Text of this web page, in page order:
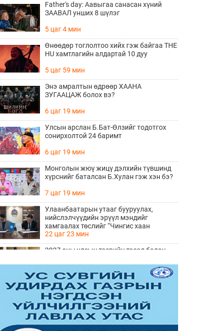
Father's day: Аавыгаа санасан хүний
ЗААВАЛ унших 8 шүлэг
5 цаг 4 мин
Өнөөдөр тоглолтоо хийх гэж байгаа THE
HU хамтлагийн алдартай 10 дуу
5 цаг 59 мин
Энэ амралтын өдрөөр ХААНА
ЗУГААЦАЖ болох вэ?
6 цаг 19 мин
Улсын арслан Б.Бат-Өлзийг тодотгох
сонирхолтой 24 баримт
6 цаг 19 мин
Монголын жюү жицү дэлхийн түвшинд
хүрснийг баталсан Б.Хулан гэж хэн бэ?
7 цаг 19 мин
Улаанбаатарын утааг бууруулах,
нийслэлчүүдийн эрүүл мэндийг
хамгаалах төслийг “Чингис хаан
баялгийн сан нэгдэл” ХХК-тай хамтран
хэрэгжүүлнэ
22 цаг 23 мин
2027 оны улсын төсвийн төсөл болон
олон нийтийн хэлэлцүүлэг боллоо
22 цаг 41 мин
Нийгмийн даатгалын сангийн хөрөнгө
7.6 тэрбум төгрөгөөр арвижлаа
23 цаг 0 мин